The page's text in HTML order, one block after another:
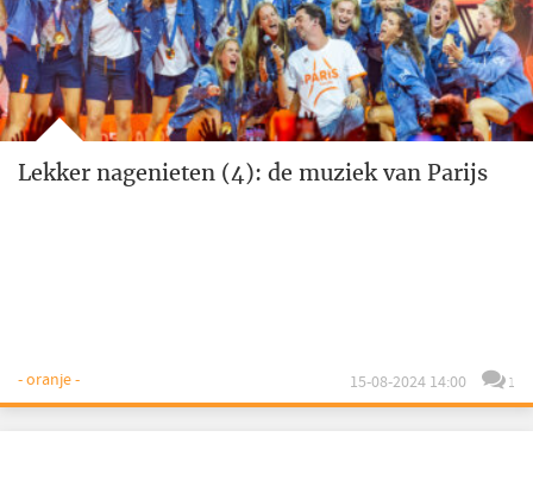
Lekker nagenieten (4): de muziek van Parijs
- oranje - 15-08-2024 14:00 1